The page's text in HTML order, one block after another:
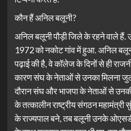
कौन हैं अनिल बलूनी?
अनिल बलूनी पौड़ी जिले के रहने वाले हैं.
1972 को नकोट गांव में हुआ. अनिल
पढ़ाई की है, वे कॉलेज के दिनों से ही
कारण संघ के नेताओं से उनका मिलना
दौरान संघ और भाजपा के नेताओं से उनकी
के तत्कालीन राष्ट्रीय संगठन महामंत्री
के राज्यपाल बने, तब बलूनी उनके